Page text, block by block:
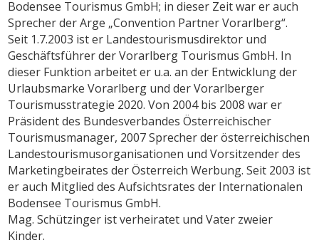
Bodensee Tourismus GmbH; in dieser Zeit war er auch
Sprecher der Arge „Convention Partner Vorarlberg“.
Seit 1.7.2003 ist er Landestourismusdirektor und
Geschäftsführer der Vorarlberg Tourismus GmbH. In
dieser Funktion arbeitet er u.a. an der Entwicklung der
Urlaubsmarke Vorarlberg und der Vorarlberger
Tourismusstrategie 2020. Von 2004 bis 2008 war er
Präsident des Bundesverbandes Österreichischer
Tourismusmanager, 2007 Sprecher der österreichischen
Landestourismusorganisationen und Vorsitzender des
Marketingbeirates der Österreich Werbung. Seit 2003 ist
er auch Mitglied des Aufsichtsrates der Internationalen
Bodensee Tourismus GmbH.
Mag. Schützinger ist verheiratet und Vater zweier
Kinder.